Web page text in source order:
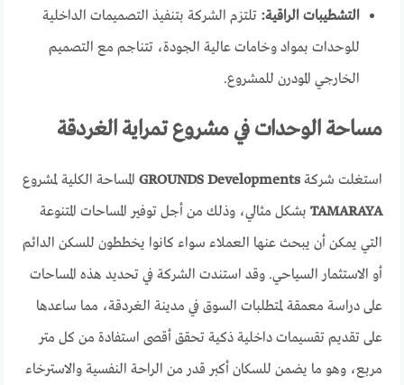
التشطيبات الراقية: تلتزم الشركة بتنفيذ التصميمات الداخلية
للوحدات بمواد وخامات عالية الجودة، تتناجم مع التصميم
الخارجي المودرن للمشروع.
مساحة الوحدات في مشروع تمراية الغردقة
استغلت شركةGROUNDS Developments المساحة الكلية لمشروع
TAMARAYA بشكل مثالي، وذلك من أجل توفير المساحات المتنوعة
التي يمكن أن يبحث عنها العملاء سواء كانوا يخططون للسكن الدائم
أو الاستثمار السياحي. وقد استندت الشركة في تحديد هذه المساحات
على دراسة معمقة لمتطلبات السوق في مدينة الغردقة، مما ساعدها
على تقديم تقسيمات داخلية ذكية تحقق أقصى استفادة من كل متر
مربع، وهو ما يضمن للسكان أكبر قدر من الراحة النفسية والاسترخاء